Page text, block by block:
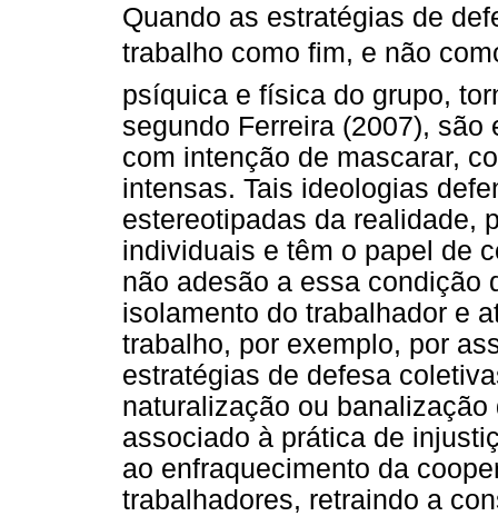
Quando as estratégias de
trabalho como fim, e não
psíquica e física do grupo,
segundo Ferreira (2007),
com intenção de mascarar,
intensas. Tais ideologias
estereotipadas da realidade,
individuais e têm o papel de
não adesão a essa condição
isolamento do trabalhador e
trabalho, por exemplo, por
estratégias de defesa
naturalização ou
associado à prática de
ao enfraquecimento da
trabalhadores, retraindo a